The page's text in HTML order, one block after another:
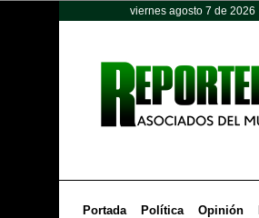
viernes agosto 7 de 2026
Portada Política Opinión
Opinión Política